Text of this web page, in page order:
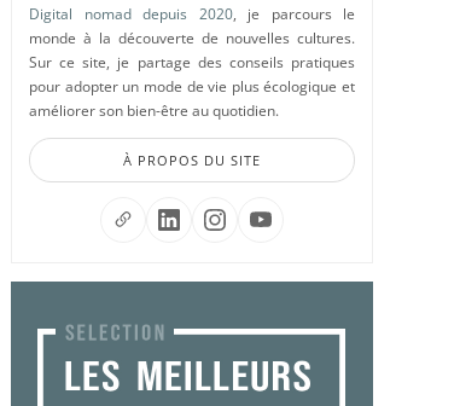
Digital nomad depuis 2020, je parcours le
monde à la découverte de nouvelles cultures.
Sur ce site, je partage des conseils pratiques
pour adopter un mode de vie plus écologique et
améliorer son bien-être au quotidien.
À PROPOS DU SITE